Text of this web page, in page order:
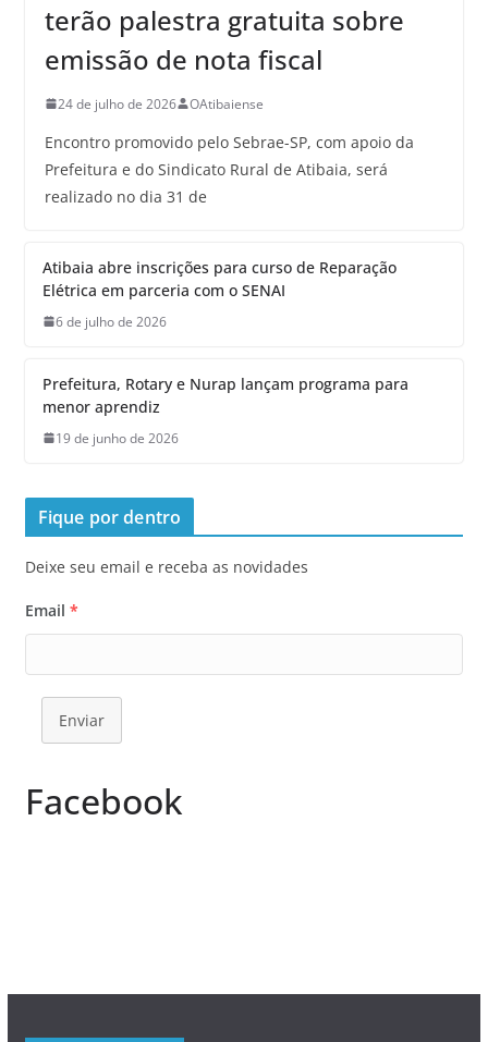
terão palestra gratuita sobre
emissão de nota fiscal
24 de julho de 2026 OAtibaiense
Encontro promovido pelo Sebrae-SP, com apoio da
Prefeitura e do Sindicato Rural de Atibaia, será
realizado no dia 31 de
Atibaia abre inscrições para curso de Reparação
Elétrica em parceria com o SENAI
6 de julho de 2026
Prefeitura, Rotary e Nurap lançam programa para
menor aprendiz
19 de junho de 2026
Fique por dentro
Deixe seu email e receba as novidades
Email *
Enviar
Facebook